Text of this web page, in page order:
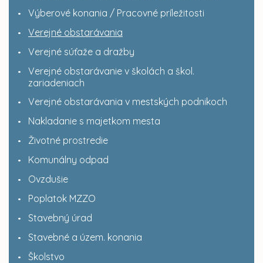
Výberové konania / Pracovné príležitosti
Verejné obstarávania
Verejné súťaže a dražby
Verejné obstarávanie v školách a škol.
zariadeniach
Verejné obstarávania v mestských podnikoch
Nakladanie s majetkom mesta
Životné prostredie
Komunálny odpad
Ovzdušie
Poplatok MZZO
Stavebný úrad
Stavebné a územ. konania
Školstvo